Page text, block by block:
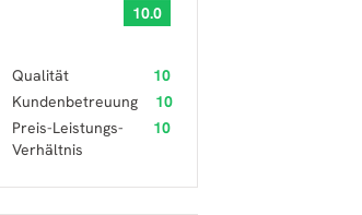
10.0
Qualität
10
Kundenbetreuung
10
Preis-Leistungs-
Verhältnis
10